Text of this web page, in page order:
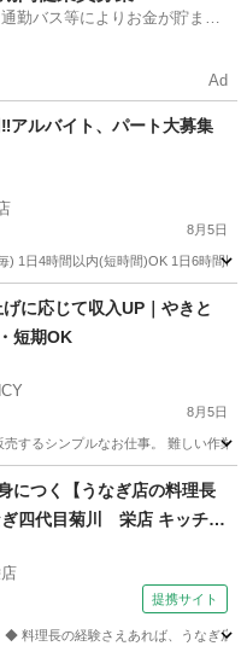
勤バス等によりお金が貯まり
Ad
アルバイト、パート大募集
8月5日
) 1日4時間以内(短時間)OK 1日6時間
に応じて収入UP｜やきと
短期OK
8月5日
するシンプルなお仕事。 難しい作
につく【うなぎ店の料理長
四代目菊川 栄店 キッチン
提携サイト
理長の経験さえあれば、うなぎ店